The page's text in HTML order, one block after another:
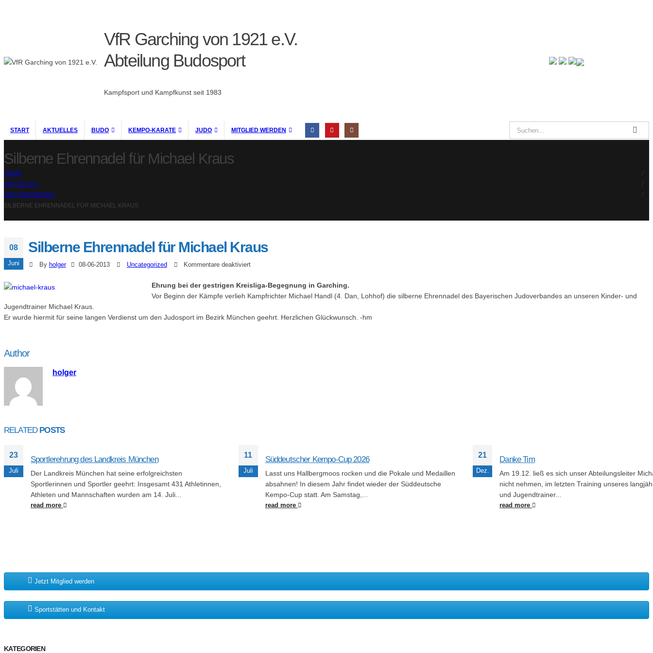
VfR Garching von 1921 e.V.
Abteilung Budosport
Kampfsport und Kampfkunst seit 1983
START AKTUELLES BUDO KEMPO-KARATE JUDO MITGLIED WERDEN
Silberne Ehrennadel für Michael Kraus
HOME
AKTUELLES
UNCATEGORIZED
SILBERNE EHRENNADEL FÜR MICHAEL KRAUS
08
Juni
Silberne Ehrennadel für Michael Kraus
By holger 08-06-2013 Uncategorized Kommentare deaktiviertfür
Ehrennadel
für
Kraus
Ehrung bei der gestrigen Kreisliga-Begegnung in Garching.
Vor Beginn der Kämpfe verlieh Kampfrichter Michael Handl (4. Dan, Lohhof) die silberne Ehrennadel des Bayerischen Judoverbandes an unseren Kinder- und
Jugendtrainer Michael Kraus.
Er wurde hiermit für seine langen Verdienst um den Judosport im Bezirk München geehrt. Herzlichen Glückwunsch. -hm
Author
holger
RELATED POSTS
23
Juli
Sportlerehrung des Landkreis München
Der Landkreis München hat seine erfolgreichsten
Sportlerinnen und Sportler geehrt: Insgesamt 431 Athletinnen,
Athleten und Mannschaften wurden am 14. Juli...
read more
11
Juli
Süddeutscher Kempo-Cup 2026
Lasst uns Hallbergmoos rocken und die Pokale und Medaillen
absahnen! In diesem Jahr findet wieder der Süddeutsche
Kempo-Cup statt. Am Samstag,...
read more
21
Dez.
Danke Tim
Am 19.12. ließ es sich unser Abteilungsleiter
nicht nehmen, im letzten Training unseres
und Jugendtrainer...
read more
Jetzt Mitglied werden
Sportstätten und Kontakt
KATEGORIEN